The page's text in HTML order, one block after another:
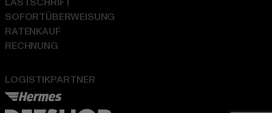
LOGISTIKPARTNER
SOFORTÜBERWEISUNG
RATENKAUF
RECHNUNG